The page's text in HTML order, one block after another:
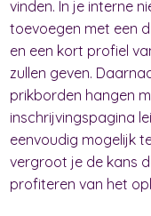
vinden. In je interne
toevoegen met een
en een kort profiel
zullen geven.
prikborden hangen
inschrijvingspagina
eenvoudig mogelijk
vergroot je de kans
profiteren van het